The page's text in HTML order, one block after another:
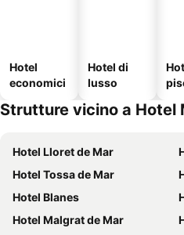
Hotel
economici
Hotel di
lusso
Strutture vicino a Hotel
Hotel Lloret de Mar
Hotel Tossa de Mar
Hotel Blanes
Hotel Malgrat de Mar